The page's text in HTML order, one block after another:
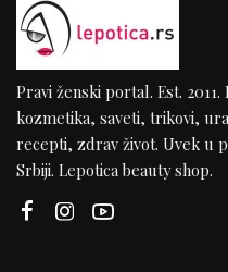
Pravi ženski portal. Est.
kozmetika, saveti, trikovi,
recepti, zdrav život. Uvek u
Srbiji. Lepotica beauty shop.